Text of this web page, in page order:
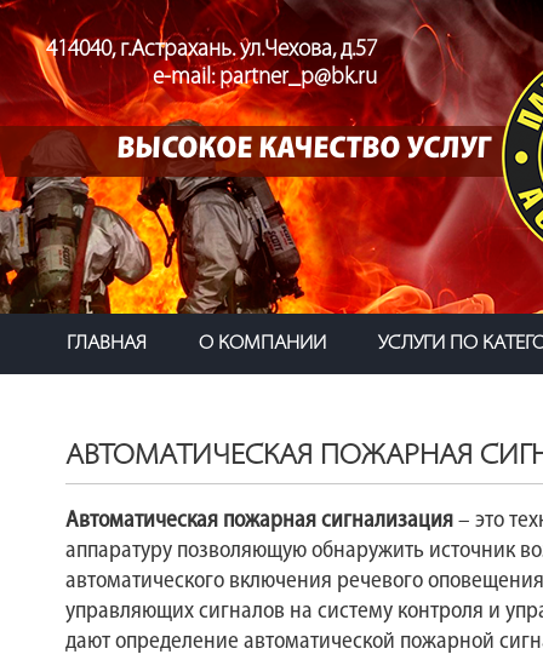
ВЫСОКОЕ КАЧЕСТВО УСЛУГ
414040, г.Астрахань. ул.Чехова, д.57
e-mail: partner_p@bk.ru
ГЛАВНАЯ О КОМПАНИИ УСЛУГИ ПО
АВТОМАТИЧЕСКАЯ ПОЖАРНАЯ
Автоматическая пожарная сигнализация – это
аппаратуру позволяющую обнаружить источник
автоматического включения речевого
управляющих сигналов на систему контроля и
дают определение автоматической пожарной